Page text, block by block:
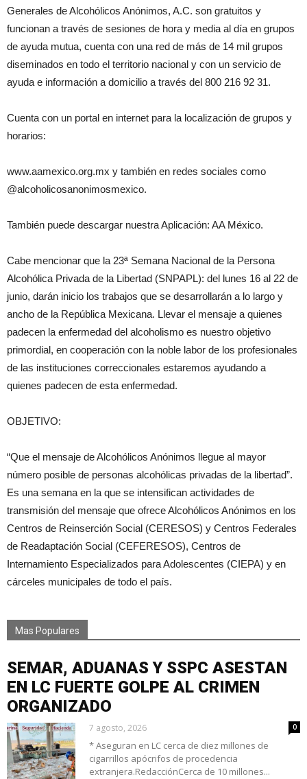
Generales de Alcohólicos Anónimos, A.C. son gratuitos y
funcionan a través de sesiones de hora y media al día en grupos
de ayuda mutua, cuenta con una red de más de 14 mil grupos
diseminados en todo el territorio nacional y con un servicio de
ayuda e información a domicilio a través del 800 216 92 31.
Cuenta con un portal en internet para la localización de grupos y
horarios:
www.aamexico.org.mx y también en redes sociales como
@alcoholicosanonimosmexico.
También puede descargar nuestra Aplicación: AA México.
Cabe mencionar que la 23ª Semana Nacional de la Persona
Alcohólica Privada de la Libertad (SNPAPL): del lunes 16 al 22 de
junio, darán inicio los trabajos que se desarrollarán a lo largo y
ancho de la República Mexicana. Llevar el mensaje a quienes
padecen la enfermedad del alcoholismo es nuestro objetivo
primordial, en cooperación con la noble labor de los profesionales
de las instituciones correccionales estaremos ayudando a
quienes padecen de esta enfermedad.
OBJETIVO:
“Que el mensaje de Alcohólicos Anónimos llegue al mayor
número posible de personas alcohólicas privadas de la libertad”.
Es una semana en la que se intensifican actividades de
transmisión del mensaje que ofrece Alcohólicos Anónimos en los
Centros de Reinserción Social (CERESOS) y Centros Federales
de Readaptación Social (CEFERESOS), Centros de
Internamiento Especializados para Adolescentes (CIEPA) y en
cárceles municipales de todo el país.
Mas Populares
SEMAR, ADUANAS Y SSPC ASESTAN
EN LC FUERTE GOLPE AL CRIMEN
ORGANIZADO
7 agosto, 2026 0
* Aseguran en LC cerca de diez millones de
cigarrillos apócrifos de procedencia
extranjera.RedacciónCerca de 10 millones...